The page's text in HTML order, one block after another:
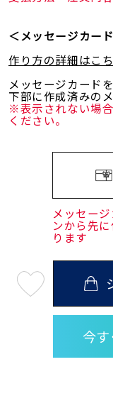
＜メッセージカー
作り方の詳細はこ
メッセージカード
下部に作成済みの
※表示されない場
ください。
メッセー
ンから先
ります
08
月